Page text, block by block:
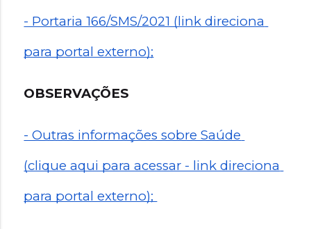
- Portaria 166/SMS/2021 (link direciona
para portal externo);
OBSERVAÇÕES
- Outras informações sobre Saúde
(clique aqui para acessar - link direciona
para portal externo);